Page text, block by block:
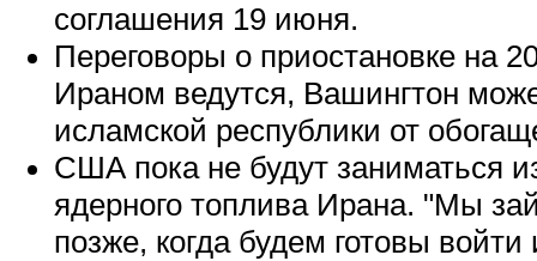
соглашения 19 июня.
Переговоры о приостановке на
Ираном ведутся, Вашингтон
исламской республики от
США пока не будут заниматься
ядерного топлива Ирана. "Мы
позже, когда будем готовы